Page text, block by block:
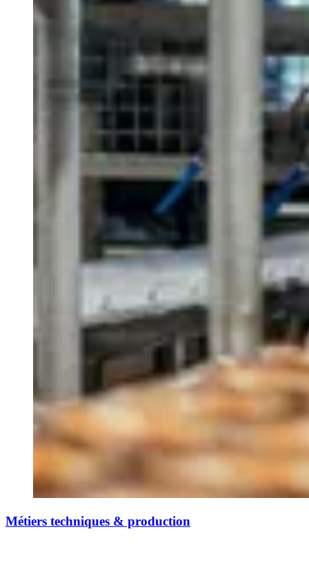
Métiers techniques & production